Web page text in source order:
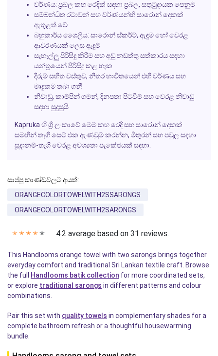
වර්ණය: ප්‍රබල කහ රෙදික් සඳහා ප්‍රබල, සතුටුදායක පෙනුම
සම්බන්ධිත රටාවන් සහ වර්ණයන්හි සාරොන් දෙකක්
ඇතුළත් වේ
බහුකාර්ය ශෛලිය: සාරොන් ස්කර්ට්, ඇඳුම හෝ වෙරළ
ආවරණයක් ලෙස ඇදුම්
සැහැල්ලු පිරිසිදු කිරීම සහ අඩු නඩත්තු සත්කාරය සඳහා
යන්ත්‍රයෙන් පිරිසිදු කළ හැක
දිරුම් සහිත වස්තුව, නිතර භාවිතයෙන් එහි වර්ණය සහ
මෘදුකම තබා ගනී
නිවාඩු, කාම්පින් ගමන්, දිනපතා පිටවීම් සහ වෙරළ නිවාඩු
සඳහා සුදුසුයි
Kapruka හි ශ්‍රී ලංකාවේ මෙම කහ රෙදි සහ සාරොන් දෙකක්
සමඟින් තෑගි සෙට් එක ඇණවුම් කරන්න, මිතුරන් සහ පවුල සඳහා
සූදානම්-තෑගි වෙරළ අවශ්‍යතා පැකේජයක් සඳහා.
සාප්පු කාණ්ඩවලට අයත්:
ORANGECOLORTOWELWITH2SSARONGS
ORANGECOLORTOWELWITH2SARONGS
✭ ✭ ✭ ✭ ✭ 4.2 average based on 31 reviews.
This Handlooms orange towel with two sarongs brings together
everyday comfort and traditional Sri Lankan textile craft. Browse
the full
Handlooms batik collection for more coordinated sets,
or explore traditional sarongs in different patterns and colour
combinations.
Pair this set with quality towels in complementary shades for a
complete bathroom refresh or a thoughtful housewarming
bundle.